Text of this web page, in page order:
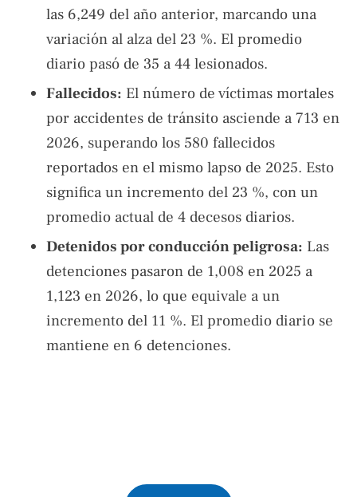
las 6,249 del año anterior, marcando una
variación al alza del 23 %. El promedio
diario pasó de 35 a 44 lesionados.
Fallecidos: El número de víctimas mortales
por accidentes de tránsito asciende a 713 en
2026, superando los 580 fallecidos
reportados en el mismo lapso de 2025. Esto
significa un incremento del 23 %, con un
promedio actual de 4 decesos diarios.
Detenidos por conducción peligrosa: Las
detenciones pasaron de 1,008 en 2025 a
1,123 en 2026, lo que equivale a un
incremento del 11 %. El promedio diario se
mantiene en 6 detenciones.